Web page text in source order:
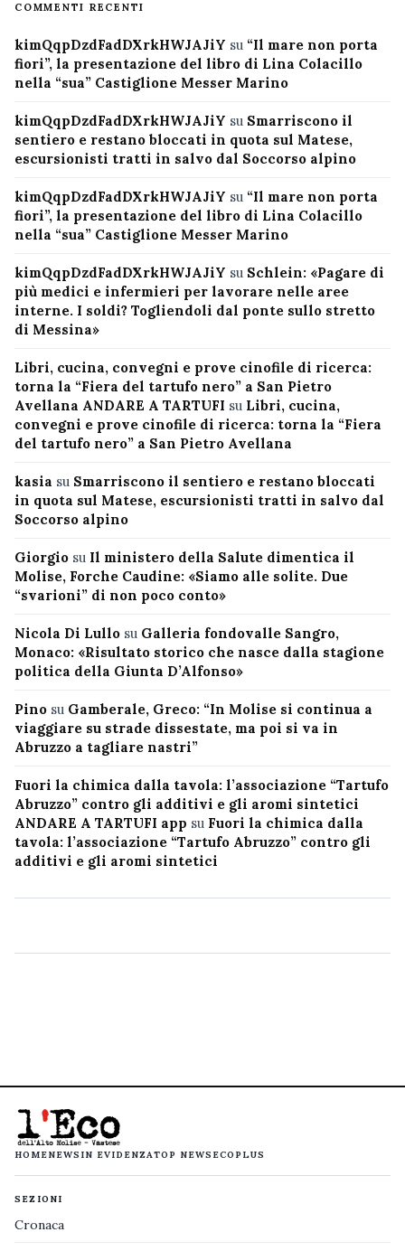
COMMENTI RECENTI
kimQqpDzdFadDXrkHWJAJiY su “Il mare non porta
fiori”, la presentazione del libro di Lina Colacillo
nella “sua” Castiglione Messer Marino
kimQqpDzdFadDXrkHWJAJiY su Smarriscono il
sentiero e restano bloccati in quota sul Matese,
escursionisti tratti in salvo dal Soccorso alpino
kimQqpDzdFadDXrkHWJAJiY su “Il mare non porta
fiori”, la presentazione del libro di Lina Colacillo
nella “sua” Castiglione Messer Marino
kimQqpDzdFadDXrkHWJAJiY su Schlein: «Pagare di
più medici e infermieri per lavorare nelle aree
interne. I soldi? Togliendoli dal ponte sullo stretto
di Messina»
Libri, cucina, convegni e prove cinofile di ricerca:
torna la “Fiera del tartufo nero” a San Pietro
Avellana ANDARE A TARTUFI su Libri, cucina,
convegni e prove cinofile di ricerca: torna la “Fiera
del tartufo nero” a San Pietro Avellana
kasia su Smarriscono il sentiero e restano bloccati
in quota sul Matese, escursionisti tratti in salvo dal
Soccorso alpino
Giorgio su Il ministero della Salute dimentica il
Molise, Forche Caudine: «Siamo alle solite. Due
“svarioni” di non poco conto»
Nicola Di Lullo su Galleria fondovalle Sangro,
Monaco: «Risultato storico che nasce dalla stagione
politica della Giunta D’Alfonso»
Pino su Gamberale, Greco: “In Molise si continua a
viaggiare su strade dissestate, ma poi si va in
Abruzzo a tagliare nastri”
Fuori la chimica dalla tavola: l’associazione “Tartufo
Abruzzo” contro gli additivi e gli aromi sintetici
ANDARE A TARTUFI app su Fuori la chimica dalla
tavola: l’associazione “Tartufo Abruzzo” contro gli
additivi e gli aromi sintetici
HOMENEWS IN EVIDENZATOP NEWS ECOPLUS
SEZIONI
Cronaca